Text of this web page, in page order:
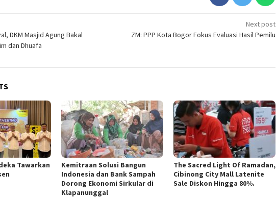
DKM Masjid Agung Bakal
dan Dhuafa
Next post
ZM: PPP Kota Bogor Fokus Evaluasi Hasil Pemilu
Tawarkan
Kemitraan Solusi Bangun
Indonesia dan Bank Sampah
Dorong Ekonomi Sirkular di
Klapanunggal
The Sacred Light Of Ramadan,
Cibinong City Mall Latenite
Sale Diskon Hingga 80%.